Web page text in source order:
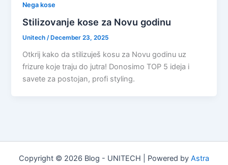
Nega kose
Stilizovanje kose za Novu godinu
Unitech/ December 23, 2025
Otkrij kako da stilizuješ kosu za Novu godinu uz
frizure koje traju do jutra! Donosimo TOP 5 ideja i
savete za postojan, profi styling.
Copyright © 2026 Blog - UNITECH | Powered by Astra